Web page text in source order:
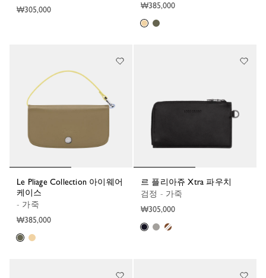
₩305,000
₩385,000
Le Pliage Collection 아이웨어
케이스
- 가죽
₩385,000
르 플리아쥬 Xtra 파우치
검정 - 가죽
₩305,000